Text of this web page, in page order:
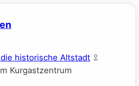
historische Altstadt
Kurgastzentrum